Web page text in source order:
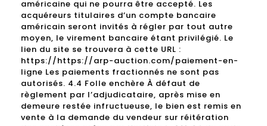
américaine qui ne pourra être accepté. Les
acquéreurs titulaires d’un compte bancaire
américain seront invités à régler par tout autre
moyen, le virement bancaire étant privilégié. Le
lien du site se trouvera à cette URL :
https://https://arp-auction.com/paiement-en-
ligne Les paiements fractionnés ne sont pas
autorisés. 4.4 Folle enchère À défaut de
règlement par l’adjudicataire, après mise en
demeure restée infructueuse, le bien est remis en
vente à la demande du vendeur sur réitération